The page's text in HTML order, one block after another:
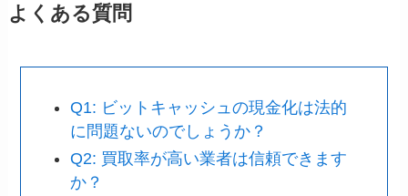
よくある質問
Q1: ビットキャッシュの現金化は法的
に問題ないのでしょうか？
Q2: 買取率が高い業者は信頼できます
か？